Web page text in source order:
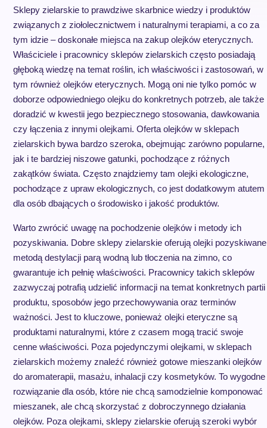
Sklepy zielarskie to prawdziwe skarbnice wiedzy i produktów
związanych z ziołolecznictwem i naturalnymi terapiami, a co za
tym idzie – doskonałe miejsca na zakup olejków eterycznych.
Właściciele i pracownicy sklepów zielarskich często posiadają
głęboką wiedzę na temat roślin, ich właściwości i zastosowań, w
tym również olejków eterycznych. Mogą oni nie tylko pomóc w
doborze odpowiedniego olejku do konkretnych potrzeb, ale także
doradzić w kwestii jego bezpiecznego stosowania, dawkowania
czy łączenia z innymi olejkami. Oferta olejków w sklepach
zielarskich bywa bardzo szeroka, obejmując zarówno popularne,
jak i te bardziej niszowe gatunki, pochodzące z różnych
zakątków świata. Często znajdziemy tam olejki ekologiczne,
pochodzące z upraw ekologicznych, co jest dodatkowym atutem
dla osób dbających o środowisko i jakość produktów.
Warto zwrócić uwagę na pochodzenie olejków i metody ich
pozyskiwania. Dobre sklepy zielarskie oferują olejki pozyskiwane
metodą destylacji parą wodną lub tłoczenia na zimno, co
gwarantuje ich pełnię właściwości. Pracownicy takich sklepów
zazwyczaj potrafią udzielić informacji na temat konkretnych partii
produktu, sposobów jego przechowywania oraz terminów
ważności. Jest to kluczowe, ponieważ olejki eteryczne są
produktami naturalnymi, które z czasem mogą tracić swoje
cenne właściwości. Poza pojedynczymi olejkami, w sklepach
zielarskich możemy znaleźć również gotowe mieszanki olejków
do aromaterapii, masażu, inhalacji czy kosmetyków. To wygodne
rozwiązanie dla osób, które nie chcą samodzielnie komponować
mieszanek, ale chcą skorzystać z dobroczynnego działania
olejków. Poza olejkami, sklepy zielarskie oferują szeroki wybór